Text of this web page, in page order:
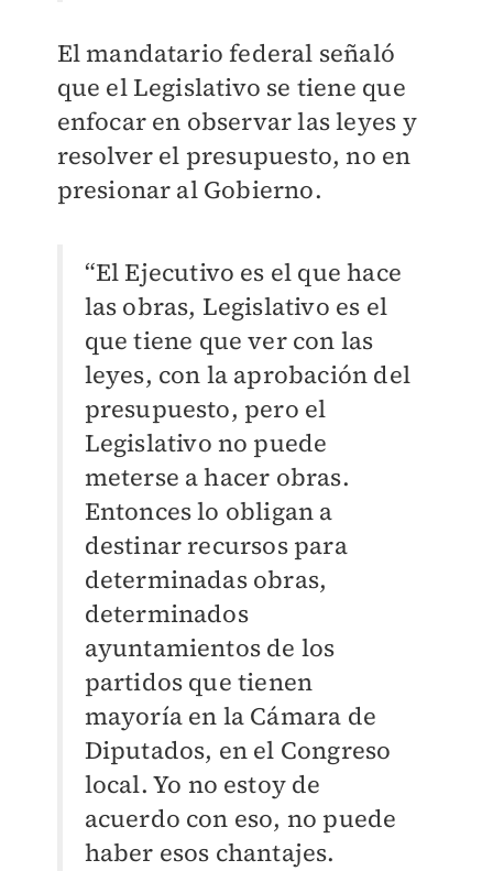
El mandatario federal señaló
que el Legislativo se tiene que
enfocar en observar las leyes y
resolver el presupuesto, no en
presionar al Gobierno.
“El Ejecutivo es el que hace
las obras, Legislativo es el
que tiene que ver con las
leyes, con la aprobación del
presupuesto, pero el
Legislativo no puede
meterse a hacer obras.
Entonces lo obligan a
destinar recursos para
determinadas obras,
determinados
ayuntamientos de los
partidos que tienen
mayoría en la Cámara de
Diputados, en el Congreso
local. Yo no estoy de
acuerdo con eso, no puede
haber esos chantajes.